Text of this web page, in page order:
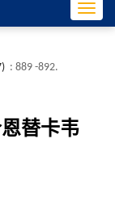
: 889 -892.
替卡韦